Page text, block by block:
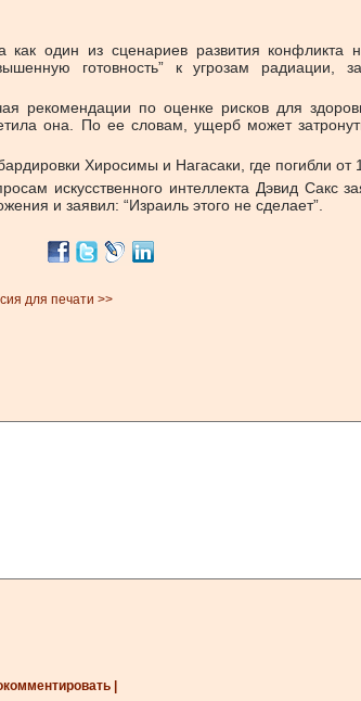
как один из сценариев развития
готовность” к угрозам радиации,
рекомендации по оценке рисков для
она. По ее словам, ущерб может
Хиросимы и Нагасаки, где погибли от
искусственного интеллекта Дэвид Сакс
и заявил: “Израиль этого не сделает”.
для печати >>
|